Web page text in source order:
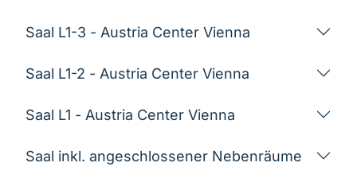
Saal L1-3 - Austria Center Vienna
Saal L1-2 - Austria Center Vienna
Saal L1 - Austria Center Vienna
Saal inkl. angeschlossener Nebenräume